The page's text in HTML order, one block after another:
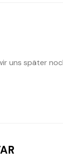
uns später